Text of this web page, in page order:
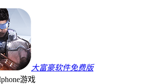
大富豪软件免费版
游戏